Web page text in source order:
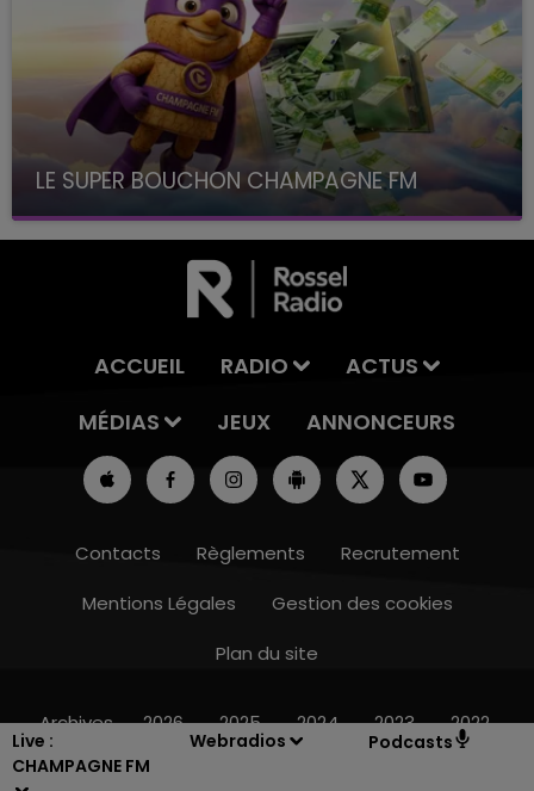
Live :
CHAMPAGNE FM
Webradios Podcasts
16h00 - 20h00
LE SUPER BOUCHON CHAMPAGNE FM
avec La Famille Champagne FM, à 8H10
ACCUEIL RADIO
ACTUS
MÉDIAS
JEUX ANNONCEURS
Contacts Règlements
Recrutement
Mentions Légales
Gestion des cookies
Plan du site
Archives 2026 2025 2024 2023 2022